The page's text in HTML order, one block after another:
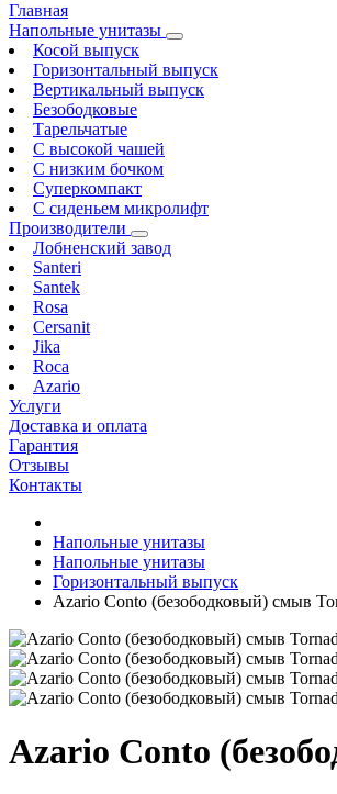
Главная
Напольные унитазы
Косой выпуск
Горизонтальный выпуск
Вертикальный выпуск
Безободковые
Тарельчатые
С высокой чашей
С низким бочком
Суперкомпакт
С сиденьем микролифт
Производители
Лобненский завод
Santeri
Santek
Rosa
Cersanit
Jika
Roca
Azario
Услуги
Доставка и оплата
Гарантия
Отзывы
Контакты
Напольные унитазы
Напольные унитазы
Горизонтальный выпуск
Azario Conto (безободковый) смыв
Azario Conto